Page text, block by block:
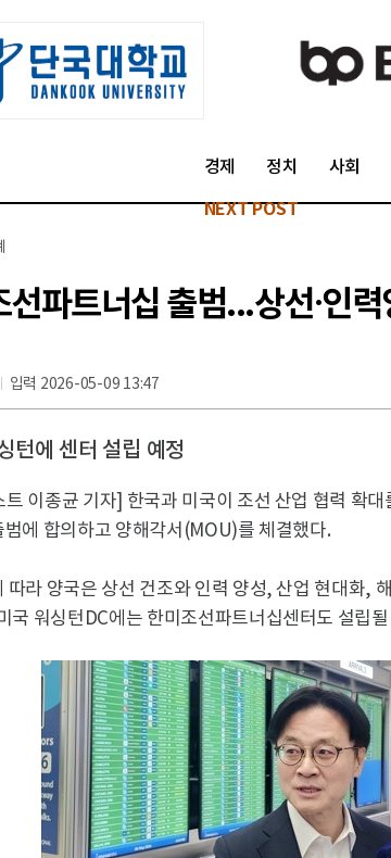
경제 정치 사회
NEXT POST
선파트너십 출범...상선·인
입력 2026-05-09 13:47
턴에 센터 설립 예정
트 이종균 기자] 한국과 미국이 조선 산업 협력 확
범에 합의하고 양해각서(MOU)를 체결했다.
따라 양국은 상선 건조와 인력 양성, 산업 현대화,
국 워싱턴DC에는 한미조선파트너십센터도 설립